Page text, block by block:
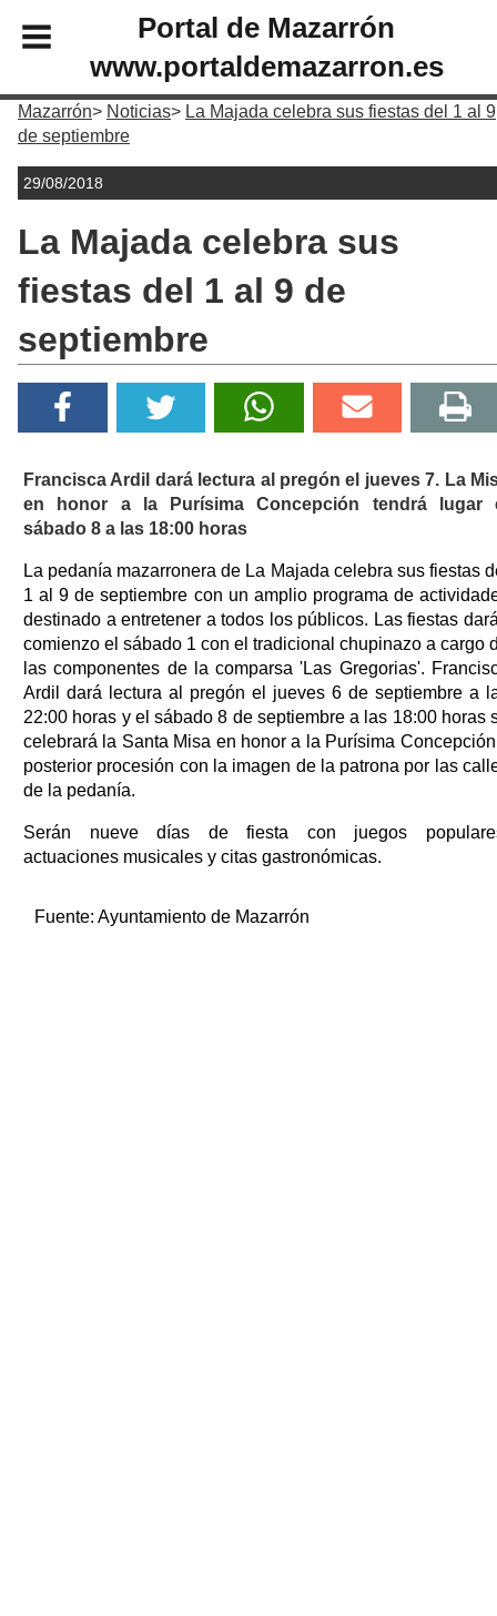
Portal de Mazarrón
www.portaldemazarron.es
Mazarrón Noticias
La Majada celebra sus fiestas del 1 al 9
de septiembre
29/08/2018
La Majada celebra sus
fiestas del 1 al 9 de
septiembre
Francisca Ardil dará lectura al pregón el jueves 7. La
en honor a la Purísima Concepción tendrá lugar
sábado 8 a las 18:00 horas
La pedanía mazarronera de La Majada celebra sus fiestas
1 al 9 de septiembre con un amplio programa de
destinado a entretener a todos los públicos. Las fiestas
comienzo el sábado 1 con el tradicional chupinazo a cargo
las componentes de la comparsa 'Las Gregorias'.
Ardil dará lectura al pregón el jueves 6 de septiembre a
22:00 horas y el sábado 8 de septiembre a las 18:00 horas
celebrará la Santa Misa en honor a la Purísima
posterior procesión con la imagen de la patrona por las
de la pedanía.
Serán nueve días de fiesta con juegos
actuaciones musicales y citas gastronómicas.
Fuente: Ayuntamiento de Mazarrón